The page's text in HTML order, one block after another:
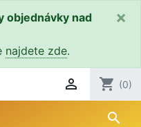
objednávky nad
najdete zde.
×
 shopping_cart (0)
search